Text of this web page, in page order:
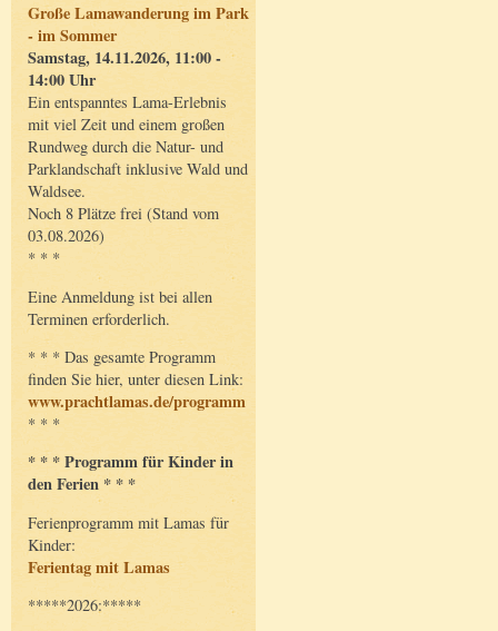
Große Lamawanderung im Park
- im Sommer
Samstag, 14.11.2026, 11:00 -
14:00 Uhr
Ein entspanntes Lama-Erlebnis
mit viel Zeit und einem großen
Rundweg durch die Natur- und
Parklandschaft inklusive Wald und
Waldsee.
Noch 8 Plätze frei (Stand vom
03.08.2026)
* * *
Eine Anmeldung ist bei allen
Terminen erforderlich.
* * * Das gesamte Programm
finden Sie hier, unter diesen Link:
www.prachtlamas.de/programm
* * *
* * * Programm für Kinder in
den Ferien * * *
Ferienprogramm mit Lamas für
Kinder:
Ferientag mit Lamas
*****2026:*****